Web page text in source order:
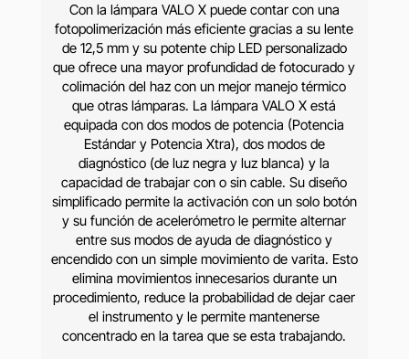
Con la lámpara VALO X puede contar con una
fotopolimerización más eficiente gracias a su lente
de 12,5 mm y su potente chip LED personalizado
que ofrece una mayor profundidad de fotocurado y
colimación del haz con un mejor manejo térmico
que otras lámparas. La lámpara VALO X está
equipada con dos modos de potencia (Potencia
Estándar y Potencia Xtra), dos modos de
diagnóstico (de luz negra y luz blanca) y la
capacidad de trabajar con o sin cable. Su diseño
simplificado permite la activación con un solo botón
y su función de acelerómetro le permite alternar
entre sus modos de ayuda de diagnóstico y
encendido con un simple movimiento de varita. Esto
elimina movimientos innecesarios durante un
procedimiento, reduce la probabilidad de dejar caer
el instrumento y le permite mantenerse
concentrado en la tarea que se esta trabajando.